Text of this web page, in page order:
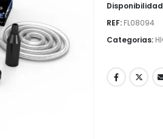
REF: FL08094
Categorias: